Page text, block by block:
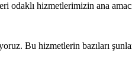
hizmetlerimizin ana
Bu hizmetlerin bazıları